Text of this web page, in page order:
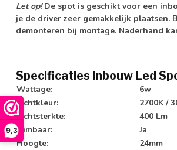
9,3
Let op!De spot is geschikt voor een
je de driver zeer gemakkelijk plaatsen.
demonteren bij montage. Naderhand
Specificaties Inbouw Led
Wattage:
6w
Lichtkleur:
2700K /
Lichtsterkte:
400 Lm
Dimbaar:
Ja
Hoogte:
24mm